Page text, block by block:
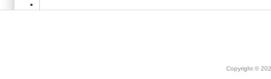
Copyright ©